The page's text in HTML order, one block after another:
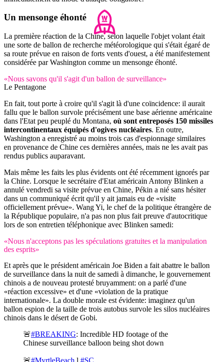
Un mensonge éhonté
La première réaction de la Chine, selon laquelle l'objet volant était
une sorte de ballon de recherche météorologique qui s'était égaré de
sa route prévue en raison de forts vents d'ouest, a été manifestement
considérée par Washington comme un mensonge éhonté.
«Nous savons qu'il s'agit d'un ballon de surveillance»
Le Pentagone
En fait, tout porte à croire qu'il s'agit là d'une coïncidence: il aurait
fallu que le ballon survole précisément une base aérienne américaine
dans l'Etat peu peuplé du Montana, où sont entreposés 150 missiles
intercontinentaux équipés d'ogives nucléaires. En outre,
Washington a enregistré au moins trois cas d'espionnage similaires
en provenance de Chine ces dernières années, mais ne les avait pas
rendus publics auparavant.
Mais même les faits les plus évidents ont été récemment ignorés par
la Chine. Lorsque le secrétaire d'Etat américain Antony Blinken a
annulé vendredi sa visite prévue en Chine, Pékin a nié sans hésiter
dans un communiqué écrit qu'il y ait jamais eu de «visite
officiellement prévue». Wang Yi, le chef de la politique étrangère de
la République populaire, n'a pas non plus fait preuve d'autocritique
lors de son entretien téléphonique avec Blinken samedi:
«Nous n'acceptons pas les spéculations gratuites et la manipulation
des esprits»
Et après que le président américain Joe Biden a fait abattre le ballon
de surveillance dans la nuit de samedi à dimanche, le gouvernement
chinois a de nouveau protesté bruyamment: on a parlé d'une
«réaction excessive» et d'une «violation de la pratique
internationale». La double morale est évidente: imaginez qu'un
ballon espion de la taille de trois autobus survole les silos nucléaires
chinois dans le désert de Gobi.
🚨#BREAKING: Incredible HD footage of the
Chinese surveillance balloon being shot down
🚨#MyrtleBeach l #SC